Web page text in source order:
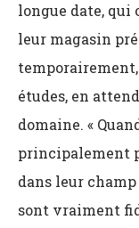
longue date, qui
leur magasin
études, en
domaine. «
principalement
dans leur champ
sont vraiment